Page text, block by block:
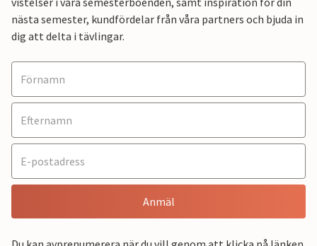
nästa semester, kundfördelar från våra partners och bjuda in
dig att delta i tävlingar.
Anmäl